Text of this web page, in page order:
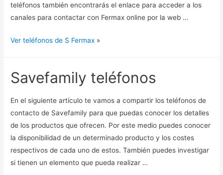
teléfonos también encontrarás el enlace para acceder a los
canales para contactar con Fermax online por la web …
Ver teléfonos de S Fermax »
Savefamily teléfonos
En el siguiente artículo te vamos a compartir los teléfonos de
contacto de Savefamily para que puedas conocer los detalles
de los productos que ofrecen. Por este medio puedes conocer
la disponibilidad de un determinado producto y los costes
respectivos de cada uno de estos. También puedes investigar
si tienen un elemento que pueda realizar …